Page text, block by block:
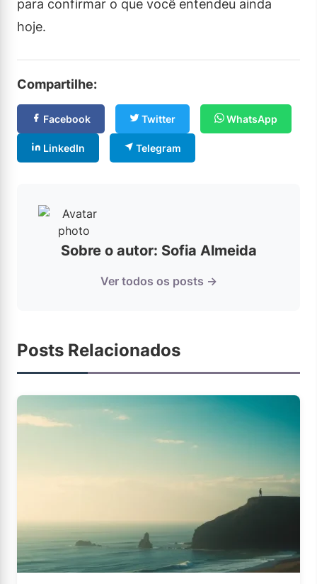
para confirmar o que você entendeu ainda
hoje.
Compartilhe:
Facebook Twitter WhatsApp
LinkedIn Telegram
Sobre o autor: Sofia Almeida
Ver todos os posts →
Posts Relacionados